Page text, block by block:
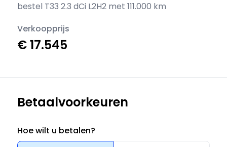
bestel T33 2.3 dCi L2H2 met 111.000 km
Verkoopprijs
€ 17.545
Betaalvoorkeuren
Hoe wilt u betalen?